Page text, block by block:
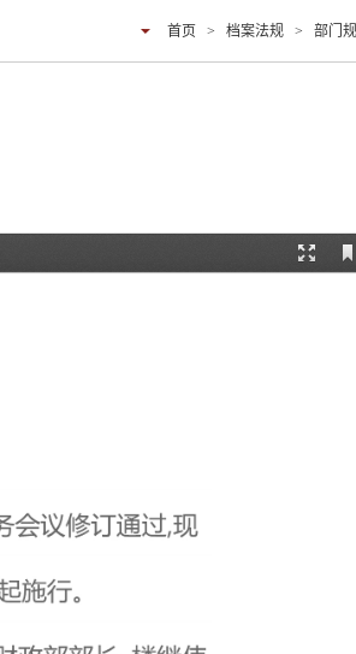
首页 > 档案法规 > 部门